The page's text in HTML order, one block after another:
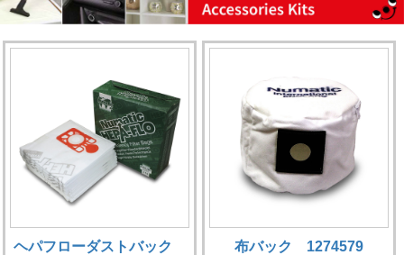
ヘパフローダストバック
布バック 1274579